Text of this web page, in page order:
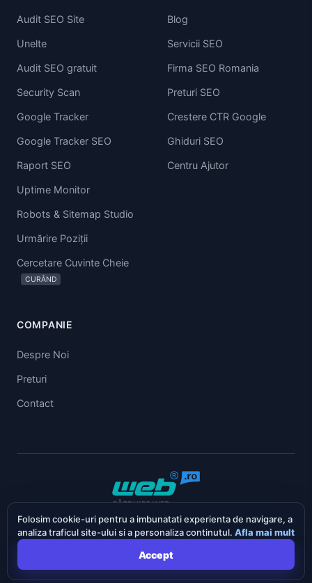
Folosim cookie-uri pentru a imbunatati experienta de navigare, a
analiza traficul site-ului si a personaliza continutul. Afla mai mult
Accept
Audit SEO Site
Unelte
Audit SEO gratuit
Security Scan
Google Tracker
Google Tracker SEO
Raport SEO
Uptime Monitor
Robots & Sitemap Studio
Urmărire Poziții
Cercetare Cuvinte Cheie
CURÂND
Blog
Servicii SEO
Firma SEO Romania
Preturi SEO
Crestere CTR Google
Ghiduri SEO
Centru Ajutor
COMPANIE
Despre Noi
Preturi
Contact
© 2026 SEO.ro Toate drepturile rezervate.
English Deutsch Romana